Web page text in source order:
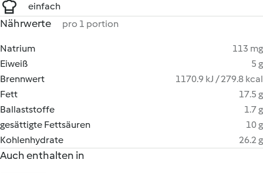
einfach
Nährwerte pro 1 portion
Natrium
113 mg
Eiweiß
5 g
Brennwert
1170.9 kJ / 279.8 kcal
Fett
17.5 g
Ballaststoffe
1.7 g
gesättigte Fettsäuren
10 g
Kohlenhydrate
26.2 g
Auch enthalten in